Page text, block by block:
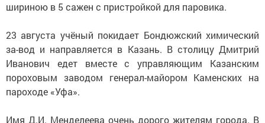
шириною в 5 сажен с пристройкой для паровика.
23 августа учёный покидает Бондюжский химический
за-вод и направляется в Казань. В столицу Дмитрий
Иванович едет вместе с управляющим Казанским
пороховым заводом генерал-майором Каменских на
пароходе «Уфа».
Имя Д.И. Менделеева очень дорого жителям города. В